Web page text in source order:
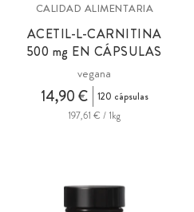
CALIDAD ALIMENTARIA
ACETIL-L-CARNITINA
500 mg EN CÁPSULAS
vegana
14,90 €
120 cápsulas
197,61 € / 1kg